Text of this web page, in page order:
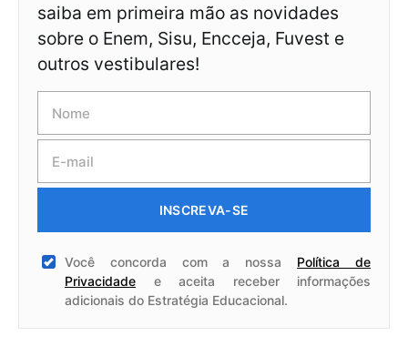
saiba em primeira mão as novidades
sobre o Enem, Sisu, Encceja, Fuvest e
outros vestibulares!
INSCREVA-SE
Você concorda com a nossa Política de
Privacidade e aceita receber informações
adicionais do Estratégia Educacional.